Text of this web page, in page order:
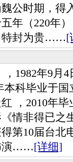
公时期，得
年（220年
特封为贵……[
1982年9月4
本科毕业于
，2010年
情非得已之
第10届台北
演……[详细]